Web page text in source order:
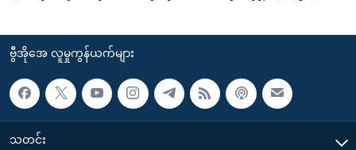
ဗွီအိုအေ လူမှုကွန်ယက်များ
သတင်း